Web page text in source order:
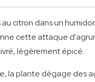
citron dans un
cette attaque
légèrement épicé.
la plante dégage des